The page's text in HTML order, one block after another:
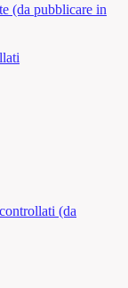
(da pubblicare in
(da